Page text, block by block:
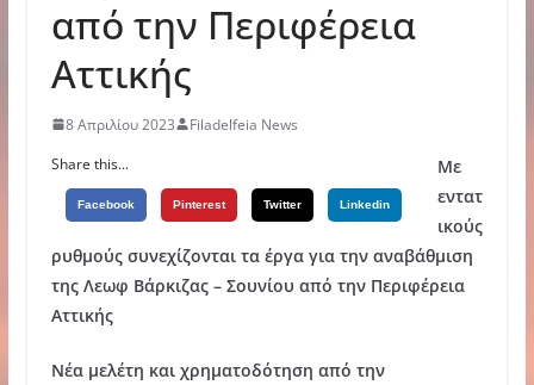
από την Περιφέρεια
Αττικής
8 Απριλίου 2023
Filadelfeia News
Share this...
Facebook Pinterest Twitter Linkedin
Με
εντατ
ικούς
ρυθμούς συνεχίζονται τα έργα για την αναβάθμιση
της Λεωφ Βάρκιζας – Σουνίου από την Περιφέρεια
Αττικής
Νέα μελέτη και χρηματοδότηση από την